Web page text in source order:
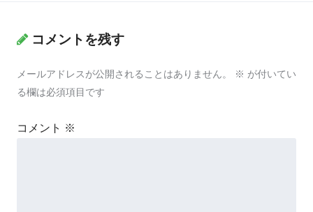
コメントを残す
メールアドレスが公開されることはありません。 ※ が付いてい
る欄は必須項目です
コメント ※